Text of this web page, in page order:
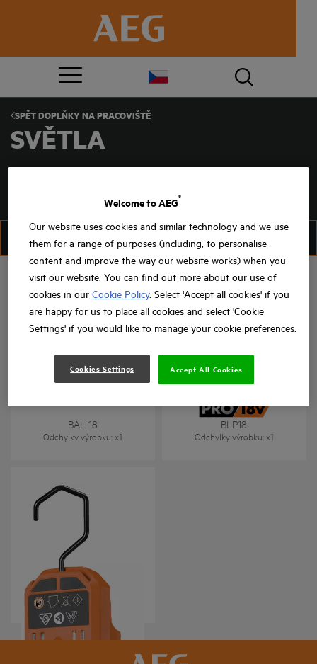
SPĚTDOPLŇKY NA PRACOVIŠTĚ
SVĚTLA
FILTR ŘADIT
BAL 18
Odchylky výrobku: x1
18V Panelové světlo na
BLP18
Odchylky výrobku: x1
18V Magnetická svítilna
BML 18
Odchylky výrobku
Welcome to AEG
®
Our website uses cookies and similar technology and we use
them for a range of purposes (including, to personalise
content and improve the way our website works) when you
visit our website. You can find out more about our use of
cookies in ourCookie Policy. Select 'Accept all cookies' if you
are happy for us to place all cookies and select 'Cookie
Settings' if you would like to manage your cookie preferences.
Cookies Settings Accept All Cookies